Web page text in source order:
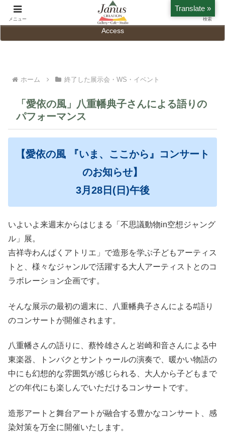
History
Access
ホーム 終了した展示会・WS・イベント
「愛依の風」八重幡典子さんによる語りの
パフォーマンス
【愛依の風 『いま、ここから』コンサート
のお知らせ】
3月28日(日)午後
いよいよ来週末からはじまる「不思議動物in空想ジャング
ル」展。
吉祥寺わんぱくアトリエ」で造形を学ぶ子どもアーティス
トと、様々なジャンルで活躍する大人アーティストとのコ
ラボレーション企画です。
そんな展示の最初の週末に、八重幡典子さんによる#語り
のコンサートが開催されます。
八重幡さんの語りに、蔡怜雄さんと岩崎和音さんによる中
東楽器、トンバクとサントゥールの演奏で、暖かい物語の
中にも幻想的な雰囲気が感じられる、大人から子どもまで
どの年代にも楽しんでいただけるコンサートです。
造形アートと舞台アートが融合する豊かなコンサート、感
染対策を万全に開催いたします。
メニュー 検索
Translate »